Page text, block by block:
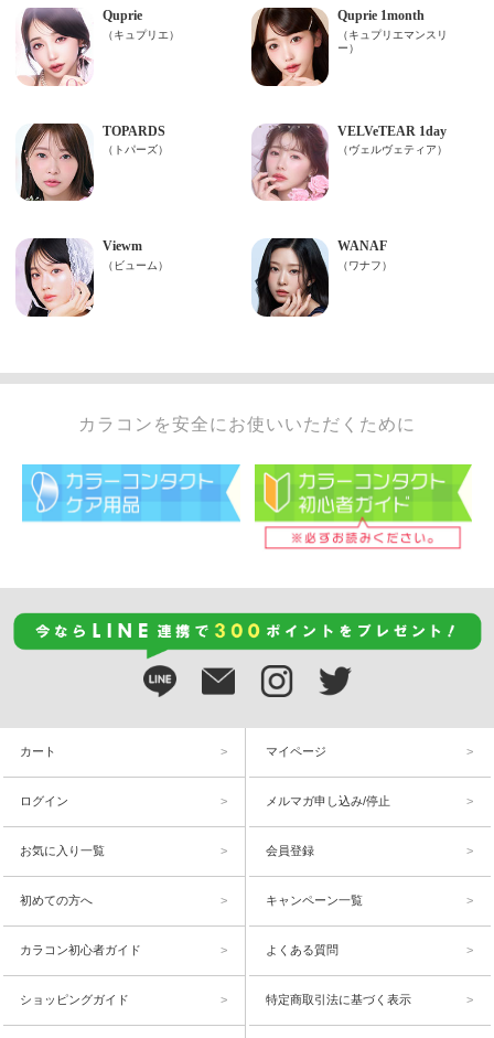
カラコンを安全にお使いいただくために
カート マイページ
ログイン メルマガ申し込み/停止
お気に入り一覧 会員登録
初めての方へ キャンペーン一覧
カラコン初心者ガイド よくある質問
ショッピングガイド 特定商取引法に基づく表示